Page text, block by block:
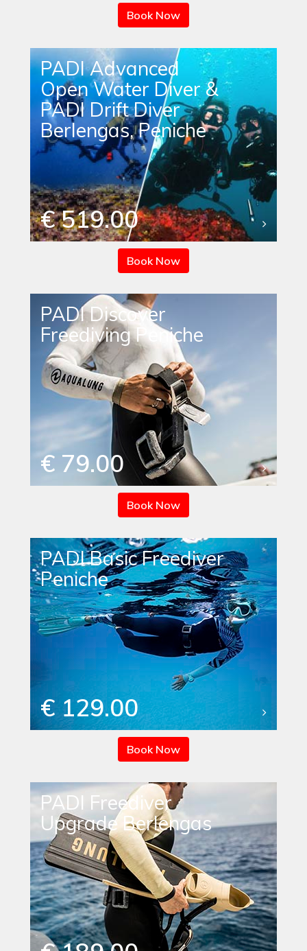
Book Now
PADI Advanced
Open Water Diver &
PADI Drift Diver
Berlengas, Peniche
€ 519.00
Book Now
PADI Discover
Freediving Peniche
€ 79.00
Book Now
PADI Basic Freediver
Peniche
€ 129.00
Book Now
PADI Freediver
Upgrade Berlengas